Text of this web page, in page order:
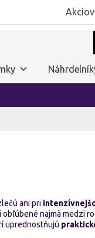
ani pri
obľúbené najmä medzi
uprednostňujú